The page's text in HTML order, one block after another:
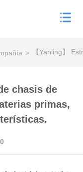
> 【Yanling】
chasis de
primas,